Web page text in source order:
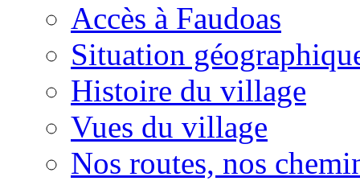
Accès à Faudoas
Situation
Histoire du village
Vues du village
Nos routes, nos